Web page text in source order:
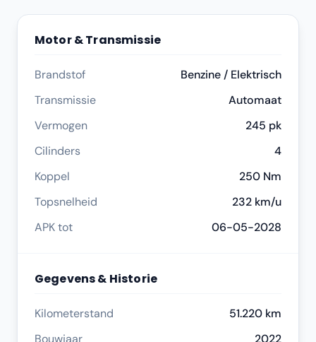
Motor & Transmissie
Brandstof
Benzine / Elektrisch
Transmissie
Automaat
Vermogen
245 pk
Cilinders
4
Koppel
250 Nm
Topsnelheid
232 km/u
APK tot
06-05-2028
Gegevens & Historie
Kilometerstand
51.220 km
Bouwjaar
2022